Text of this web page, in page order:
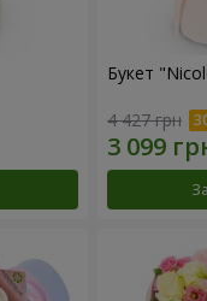
Букет
4 427 грн